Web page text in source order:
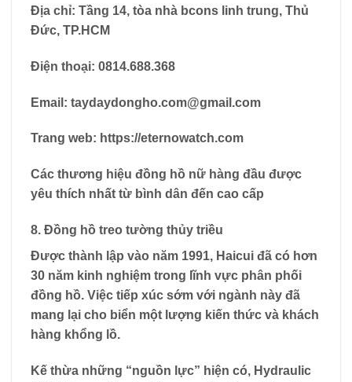
Địa chỉ: Tầng 14, tòa nhà bcons linh trung, Thủ
Đức, TP.HCM
Điện thoại: 0814.688.368
Email: taydaydongho.com@gmail.com
Trang web: https://eternowatch.com
Các thương hiệu đồng hồ nữ hàng đầu được
yêu thích nhất từ ​​bình dân đến cao cấp
8. Đồng hồ treo tường thủy triều
Được thành lập vào năm 1991, Haicui đã có hơn
30 năm kinh nghiệm trong lĩnh vực phân phối
đồng hồ. Việc tiếp xúc sớm với ngành này đã
mang lại cho biển một lượng kiến ​​thức và khách
hàng khổng lồ.
Kế thừa những “nguồn lực” hiện có, Hydraulic